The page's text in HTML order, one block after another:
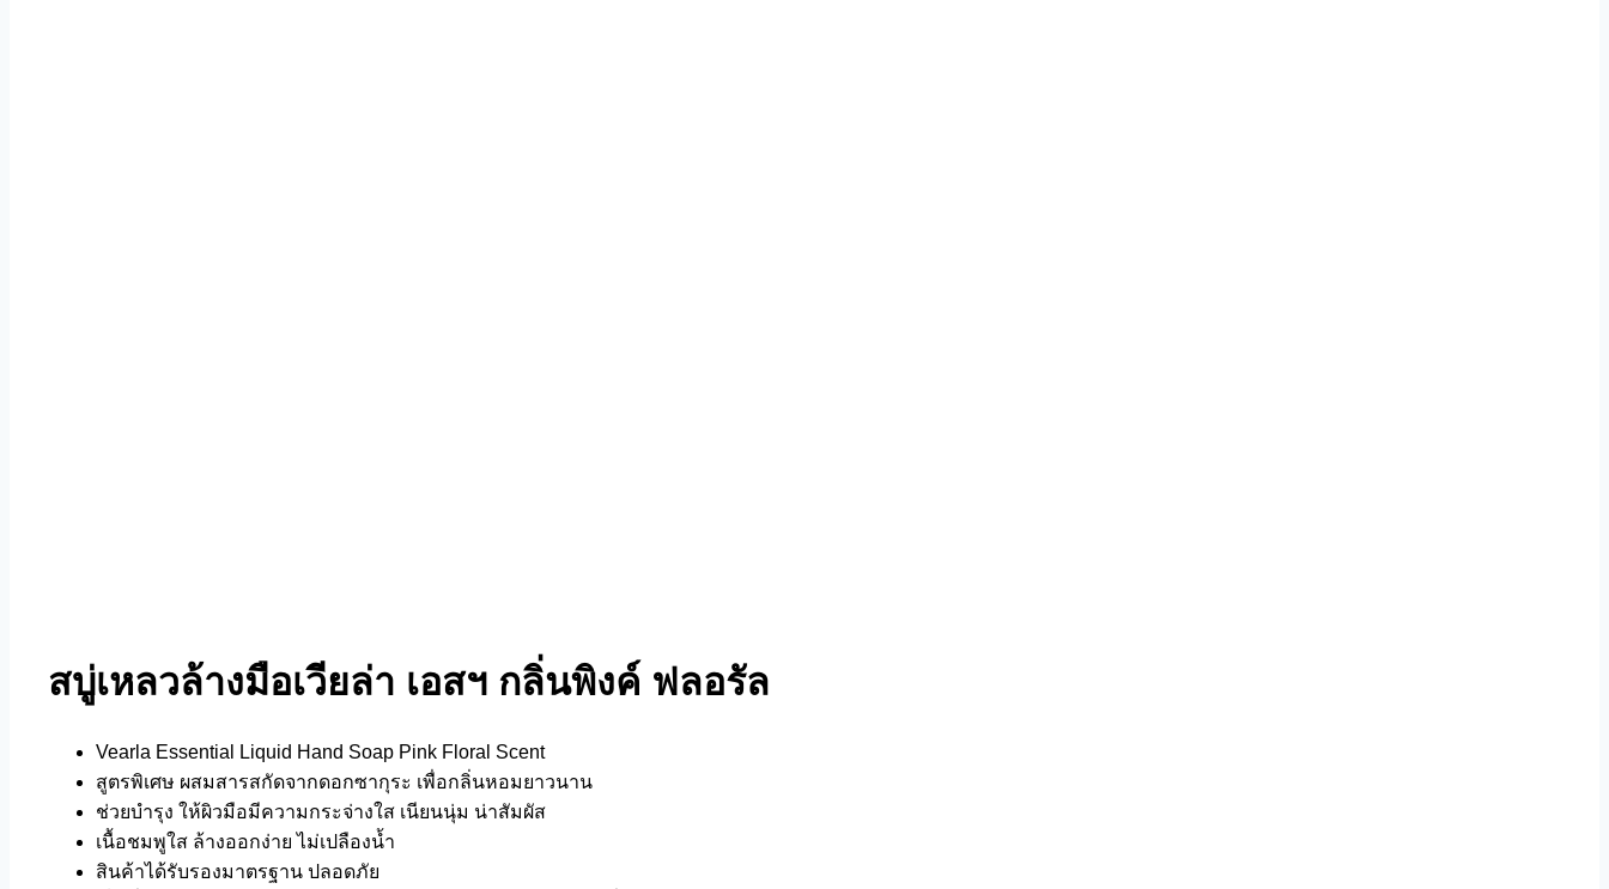
สบู่เหลวล้างมือเวียล่า เอสฯ กลิ่นพิงค์ ฟลอรัล
Vearla Essential Liquid Hand Soap Pink Floral Scent
สูตรพิเศษ ผสมสารสกัดจากดอกซากุระ เพื่อกลิ่นหอมยาวนาน
ช่วยบำรุง ให้ผิวมือมีความกระจ่างใส เนียนนุ่ม น่าสัมผัส
เนื้อชมพูใส ล้างออกง่าย ไม่เปลืองน้ำ
สินค้าได้รับรองมาตรฐาน ปลอดภัย